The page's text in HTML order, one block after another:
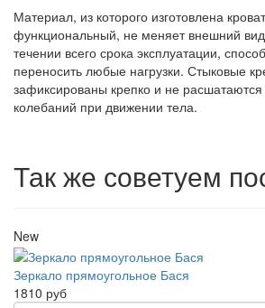
Материал, из которого изготовлена
функциональный, не меняет внешний
течении всего срока эксплуатации,
переносить любые нагрузки. Стыковые
зафиксированы крепко и не
колебаний при движении тела.
Так же советуем
New
Зеркало прямоугольное Бася
1810 руб